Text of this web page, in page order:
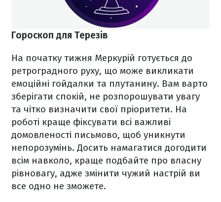
Гороскоп для Терезів
На початку тижня Меркурій готується до
ретроградного руху, що може викликати
емоційні гойдалки та плутанину. Вам варто
зберігати спокій, не розпорошувати увагу
та чітко визначити свої пріоритети. На
роботі краще фіксувати всі важливі
домовленості письмово, щоб уникнути
непорозумінь. Досить намагатися догодити
всім навколо, краще подбайте про власну
рівновагу, адже змінити чужий настрій ви
все одно не зможете.